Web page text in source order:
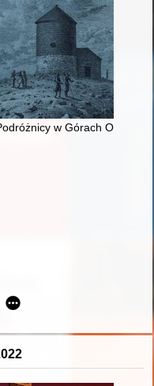
o szkicu Jacka
w Górach